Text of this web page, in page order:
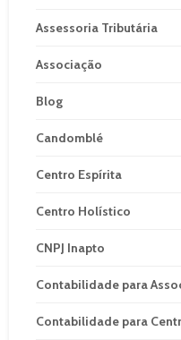
Assessoria Tributária
Associação
Blog
Candomblé
Centro Espírita
Centro Holístico
CNPJ Inapto
Contabilidade para
Contabilidade para